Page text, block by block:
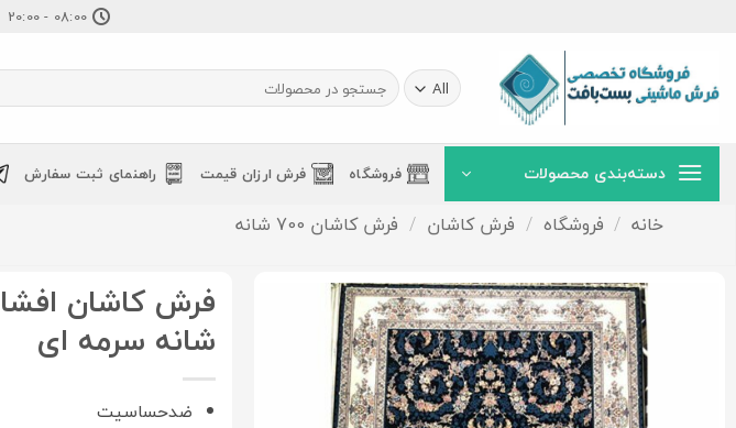
content
08:00 - 20:00
جستجو
برای:
دسته‌بندی محصولات فروشگاه فرش ارزان قیمت راهنمای ثبت سفارش
خانه / فروشگاه / فرش کاشان / فرش کاشان 700 شانه
شانه سرمه ای
ضدحساسیت